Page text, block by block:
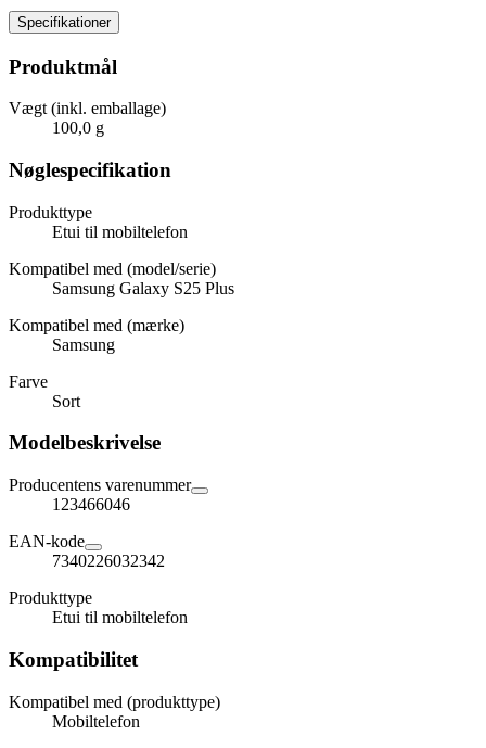
Specifikationer
Produktmål
Vægt (inkl. emballage)
100,0 g
Nøglespecifikation
Produkttype
Etui til mobiltelefon
Kompatibel med (model/serie)
Samsung Galaxy S25 Plus
Kompatibel med (mærke)
Samsung
Farve
Sort
Modelbeskrivelse
Producentens varenummer
123466046
EAN-kode
7340226032342
Produkttype
Etui til mobiltelefon
Kompatibilitet
Kompatibel med (produkttype)
Mobiltelefon